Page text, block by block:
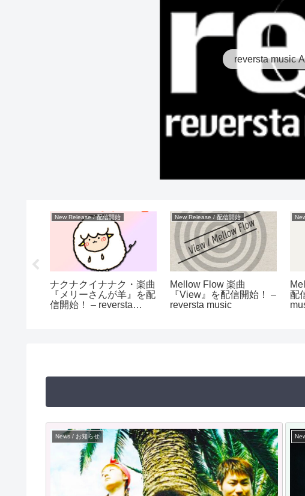
reversta music
New Release / 配信開始
ナクナクイナナク・楽曲
『メリーさんが羊』を配
信開始！ – reversta
New Release / 配信開始
Mellow Flow 楽曲
『View』を配信開始！ –
reversta music
配
News / お知らせ